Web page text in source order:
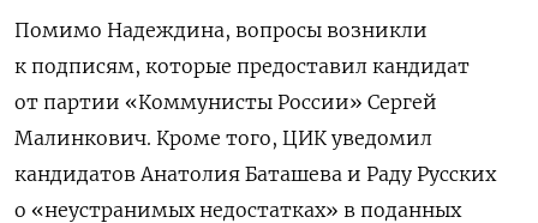
Помимо Надеждина, вопросы возникли
к подписям, которые предоставил кандидат
от партии «Коммунисты России» Сергей
Малинкович. Кроме того, ЦИК уведомил
кандидатов Анатолия Баташева и Раду Русских
о «неустранимых недостатках» в поданных